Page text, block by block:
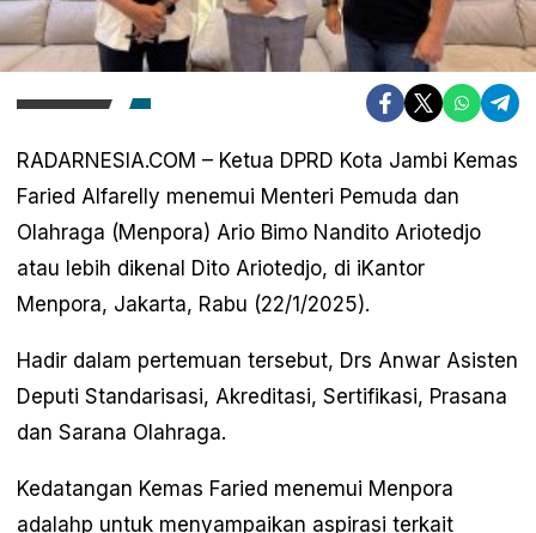
RADARNESIA.COM – Ketua DPRD Kota Jambi Kemas
Faried Alfarelly menemui Menteri Pemuda dan
Olahraga (Menpora) Ario Bimo Nandito Ariotedjo
atau lebih dikenal Dito Ariotedjo, di iKantor
Menpora, Jakarta, Rabu (22/1/2025).
Hadir dalam pertemuan tersebut, Drs Anwar Asisten
Deputi Standarisasi, Akreditasi, Sertifikasi, Prasana
dan Sarana Olahraga.
Kedatangan Kemas Faried menemui Menpora
adalahp untuk menyampaikan aspirasi terkait